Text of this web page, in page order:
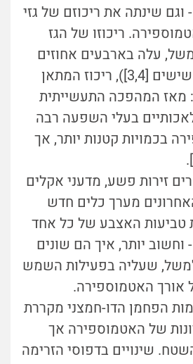
וגם שינתה את ריכוזם של גזי
ריכוזו של הגז
עלה בארבעים אחוזים
(ל.ר.: מאז שנות השישים [3,4]), ריכוז המתאן
מאז המהפכה התעשייתית
בעלי השפעה רבה
בכמויות קטנות יותר, אך
זירות פשע, מדעני אקלים
מערך כלים חדש
טביעות האצבע של כל אחד
וחשוב יותר, איך הם שונים
שעליה בפעילות השמש
אורך האטמוספירה.
הפחמן הדו-חמצני מקררת
של האטמוספירה אך
שינויים בדפוסי הזרימה